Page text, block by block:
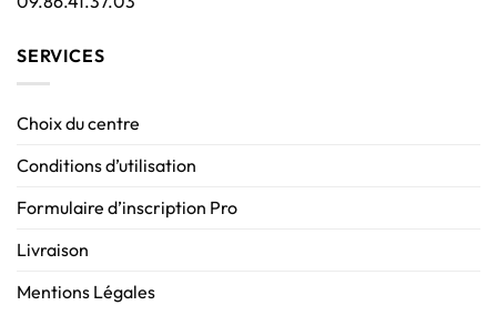
SERVICES
Choix du centre
Conditions d’utilisation
Formulaire d’inscription Pro
Livraison
Mentions Légales